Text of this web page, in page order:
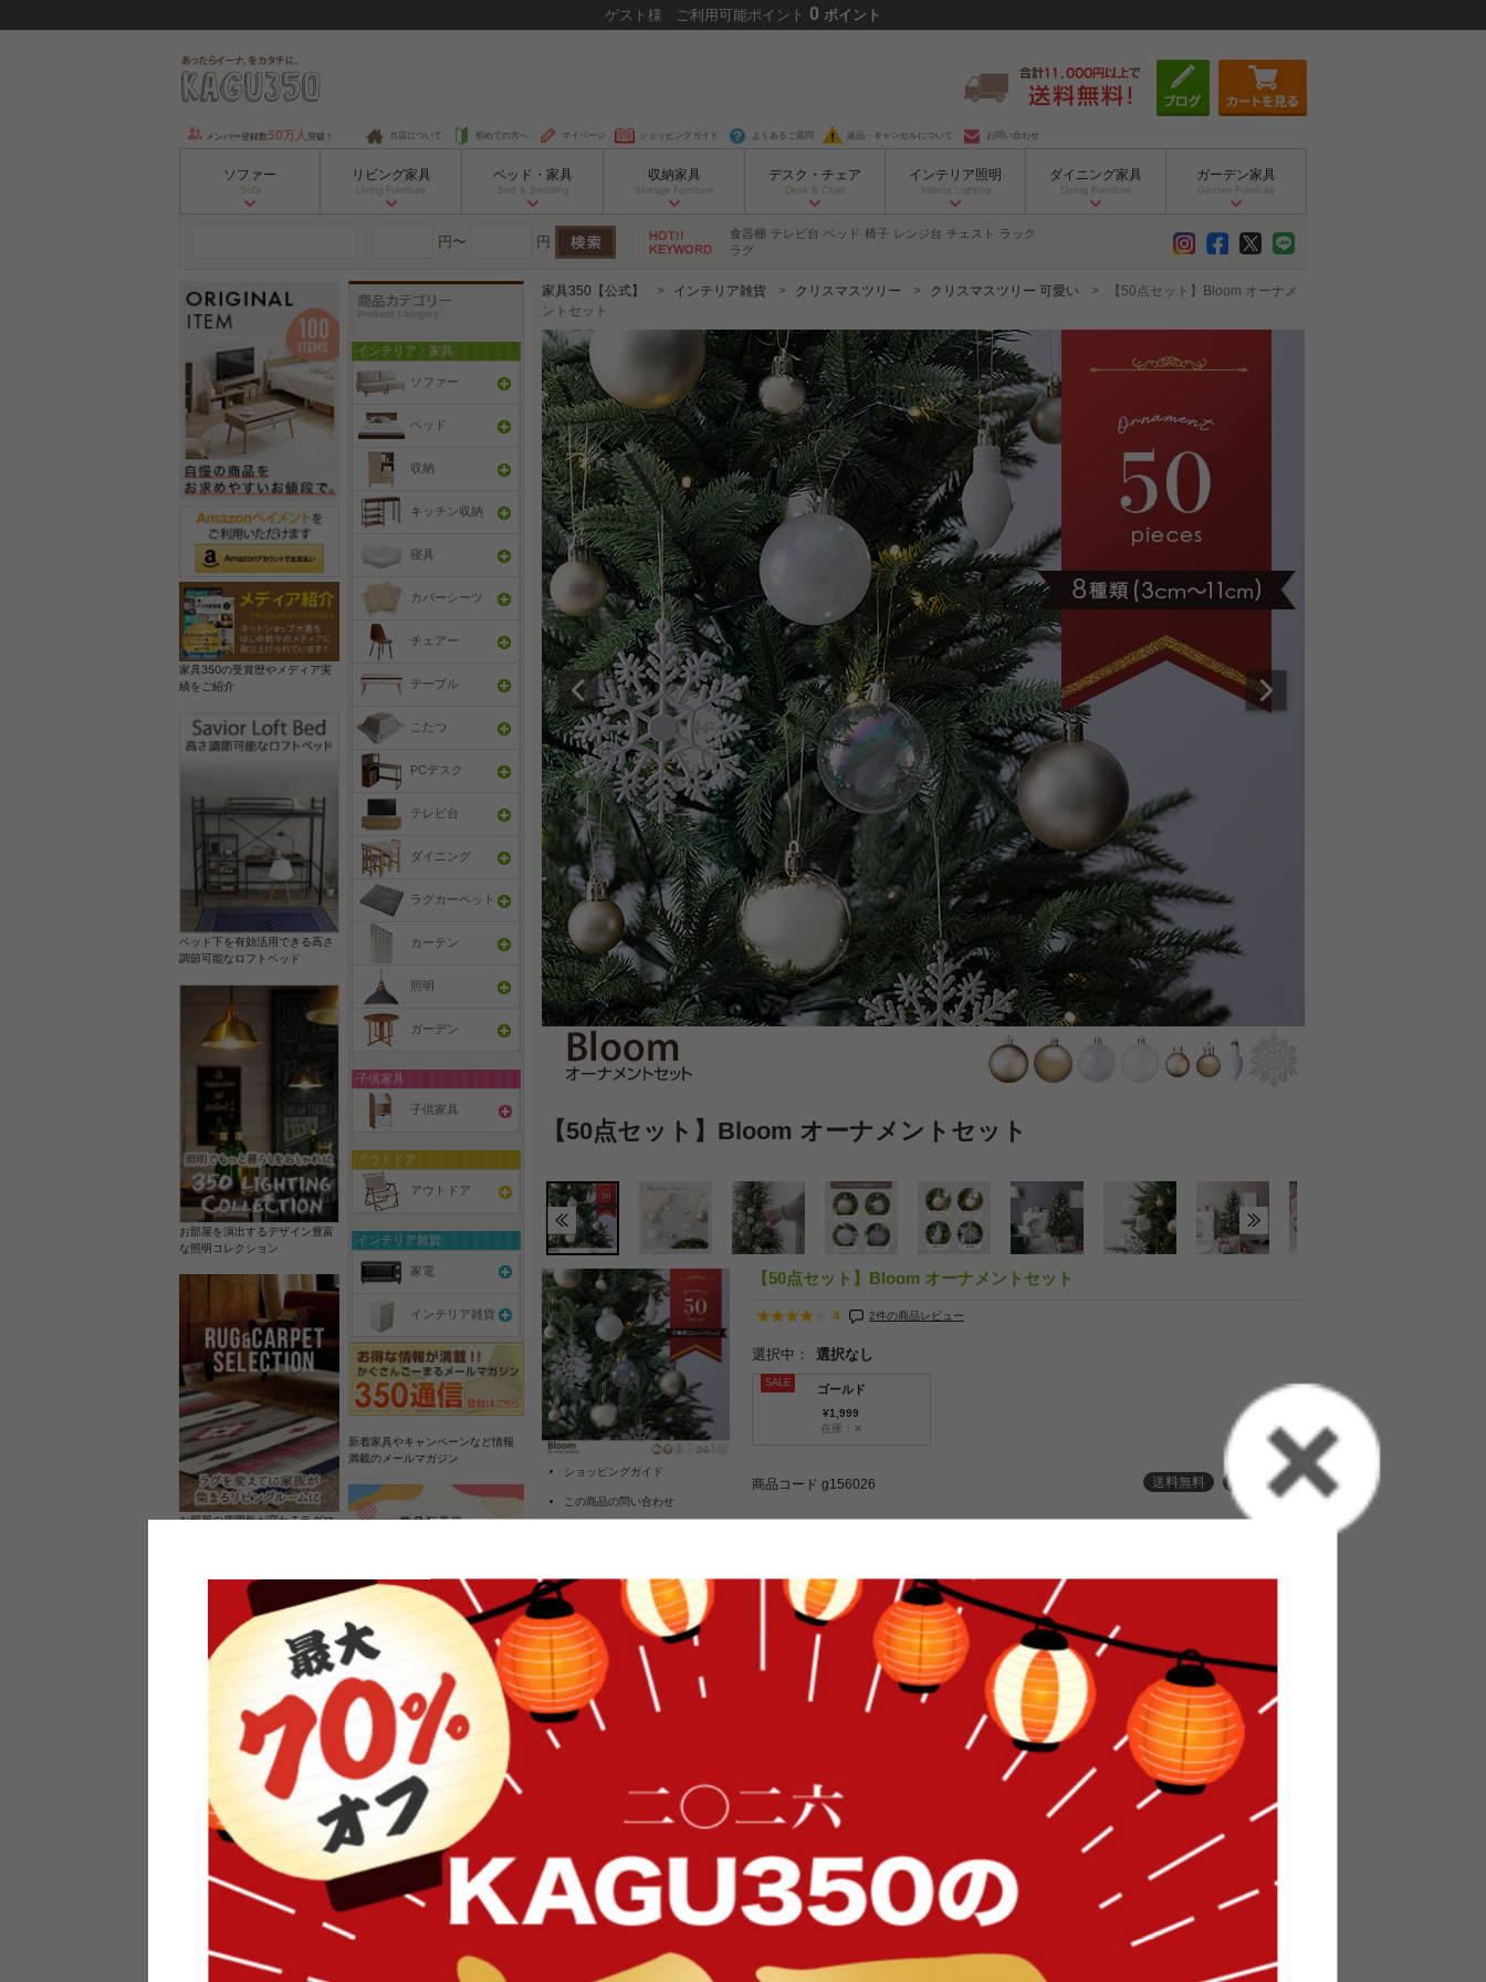
ゲスト 様 ご利用可能ポイント 0 ポイント
メンバー登録数 50万人 突破！ 当店について 初めての方へ マイページ ショッピングガイド よくあるご質問 返品・キャンセルについて お問い合わせ
ソファー
Sofa
リビング家具
Living Furniture
ベッド・家具
Bed & Bedding
収納家具
Storage Furniture
デスク・チェア
Desk & Chair
インテリア照明
Interior Lighting
ダイニング家具
Dining Furniture
ガーデン家具
Garden Furniture
円〜 円 食器棚 テレビ台 ベッド 椅子 レンジ台 チェスト ラック
ラグ
家具350の受賞歴やメディア実
績をご紹介
ベッド下を有効活用できる高さ
調節可能なロフトベッド
お部屋を演出するデザイン豊富
な照明コレクション
お部屋の雰囲気が変わるラグマ
素材の良さを活かしたウッドソ
ケットのペンダントライト
インフォメーション
よくあるご質問
インテリア・家具
ソファー
ベッド
収納
キッチン収納
寝具
カバーシーツ
チェアー
テーブル
こたつ
PCデスク
テレビ台
ダイニング
ラグカーペット
カーテン
照明
ガーデン
子供家具
子供家具
アウトドア
アウトドア
インテリア雑貨
家電
インテリア雑貨
新着家具やキャンペーンなど情報
満載のメールマガジン
家具のレビューを書くと10%OFFク
ーポンプレゼント
オフィスやモデルハウスなどイン
家具350【公式】 インテリア雑貨 クリスマスツリー クリスマスツリー 可愛い
【50点セット】Bloom オーナメ
ントセット
【50点セット】Bloom オーナメントセット
ショッピングガイド
この商品の問い合わせ
お気に入りに登録する
【50点セット】Bloom オーナメントセット
4 2件の商品レビュー
選択中： 選択なし
ゴールド
¥1,999
在庫：✕
商品コード g156026 送料無料 ３ヶ月保証
カートに入れる
クリスマス オーナメント 50個セット クリスマスツリー 可愛い かわいい おしゃれ 飾
り ゴールド ホワイト オーロラ クリアボール 雪の結晶 電球 装飾 小物 オブジェ ラメ
北欧 ミニ 3cm 6cm 11cm 飾りつけ ボールドロップ キラキラ 簡単組立 北欧 コンパク
ト Xmas christmastree おしゃれ おすすめ 安い
ワンセットでクリスマスツリーを華やかに彩る『Bloom(ブルーム)』オーナメント50個
セット。大人ゴールド×ホワイト×オーロラの組み合わせは、トレンド感を取り入れつ
つクリスマスムードを盛り上げるカラー。たっぷり50個セットなので、飾るだけでた
ちまち見ごたえがあるツリーに。クリスマスの特別なひと時を演出します。